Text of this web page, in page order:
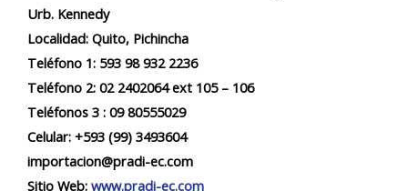
Urb. Kennedy
Localidad: Quito, Pichincha
Teléfono 1: 593 98 932 2236​​
Teléfono 2: 02 2402064 ext 105 – 106
Teléfonos 3 : 09 80555029
Celular: +593 (99) 3493604
importacion@pradi-ec.com
Sitio Web: www.pradi-ec.com